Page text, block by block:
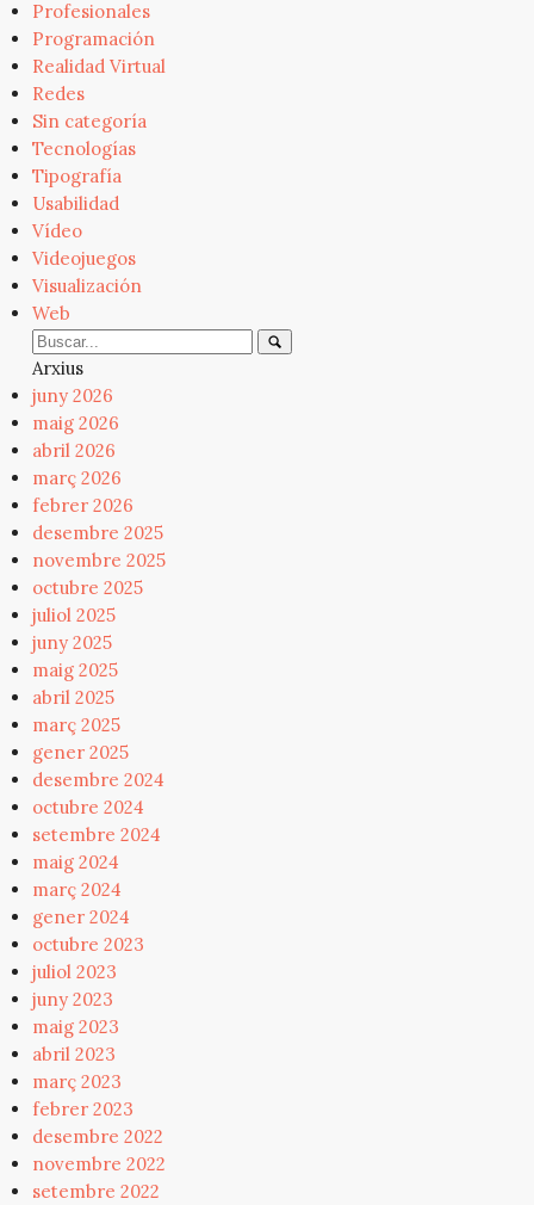
Profesionales
Programación
Realidad Virtual
Redes
Sin categoría
Tecnologías
Tipografía
Usabilidad
Vídeo
Videojuegos
Visualización
Web
Arxius
juny 2026
maig 2026
abril 2026
març 2026
febrer 2026
desembre 2025
novembre 2025
octubre 2025
juliol 2025
juny 2025
maig 2025
abril 2025
març 2025
gener 2025
desembre 2024
octubre 2024
setembre 2024
maig 2024
març 2024
gener 2024
octubre 2023
juliol 2023
juny 2023
maig 2023
abril 2023
març 2023
febrer 2023
desembre 2022
novembre 2022
setembre 2022